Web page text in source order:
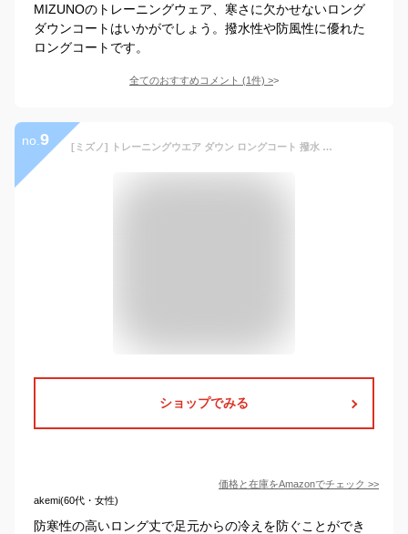
MIZUNOのトレーニングウェア、寒さに欠かせないロング
ダウンコートはいかがでしょう。撥水性や防風性に優れた
ロングコートです。
全てのおすすめコメント (1件) >
no. 9 [ミズノ] トレーニングウエア ダウン ロングコート 撥水 32MEB550 ページエントブルー
ショップでみる
価格と在庫をAmazonでチェック >>
akemi(60代・女性)
防寒性の高いロング丈で足元からの冷えを防ぐことができ